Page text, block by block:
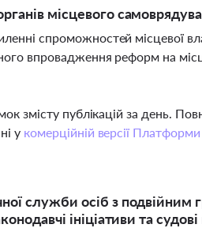
місцевого
спроможностей місцевої
впровадження реформ на
змісту публікацій за день.
у комерційній версії
служби осіб з подвійним
ініціативи та судові